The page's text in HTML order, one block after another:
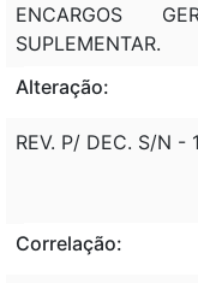
ENCARGOS
SUPLEMENTAR.
Alteração:
REV. P/ DEC. S/N -
Correlação: